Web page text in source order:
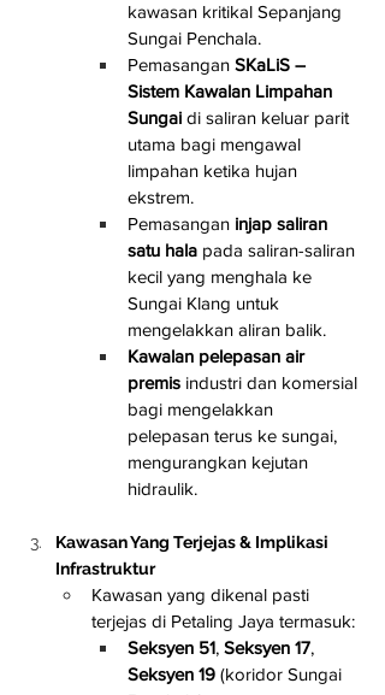
kawasan kritikal Sepanjang
Sungai Penchala.
Pemasangan SKaLiS –
Sistem Kawalan Limpahan
Sungai di saliran keluar parit
utama bagi mengawal
limpahan ketika hujan
ekstrem.
Pemasangan injap saliran
satu hala pada saliran-saliran
kecil yang menghala ke
Sungai Klang untuk
mengelakkan aliran balik.
Kawalan pelepasan air
premis industri dan komersial
bagi mengelakkan
pelepasan terus ke sungai,
mengurangkan kejutan
hidraulik.
Kawasan Yang Terjejas & Implikasi
Infrastruktur
Kawasan yang dikenal pasti
terjejas di Petaling Jaya termasuk:
Seksyen 51, Seksyen 17,
Seksyen 19 (koridor Sungai